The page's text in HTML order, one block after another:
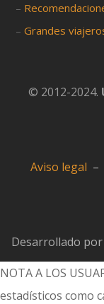
–
–Grandes
© 2012-2024.
Aviso legal –
Desarrollado por
NOTA A LOS
estadísticos como